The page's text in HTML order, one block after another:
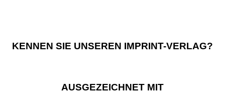
KENNEN SIE UNSEREN IMPRINT-VERLAG?
AUSGEZEICHNET MIT